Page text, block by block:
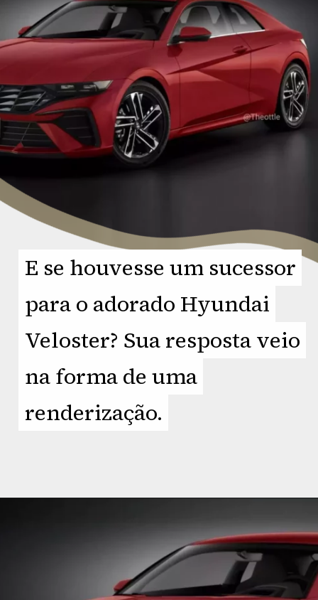
E se houvesse um sucessor
para o adorado Hyundai
Veloster? Sua resposta veio
na forma de uma
renderização.
E se houvesse um sucessor
para o adorado Hyundai
Veloster? Sua resposta veio
na forma de uma
renderização.